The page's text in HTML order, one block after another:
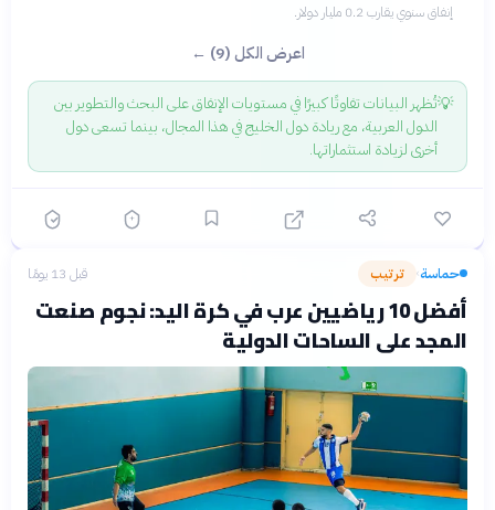
إنفاق سنوي يقارب 0.2 مليار دولار.
اعرض الكل (9) ←
💡تُظهر البيانات تفاوتًا كبيرًا في مستويات الإنفاق على البحث والتطوير بين
الدول العربية، مع ريادة دول الخليج في هذا المجال، بينما تسعى دول
أخرى لزيادة استثماراتها.
حماسة› ترتيب قبل 13 يومًا
أفضل 10 رياضيين عرب في كرة اليد: نجوم صنعت
المجد على الساحات الدولية